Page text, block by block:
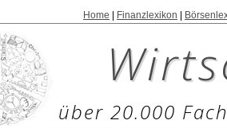
Home Finanzlexikon
über 20.000